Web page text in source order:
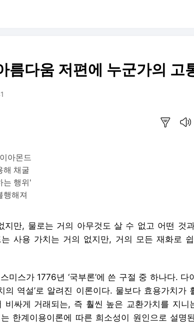
름다움 저편에 누군가의 고
아몬드
해 채굴
는 행위'
행해져
지만, 물로는 거의 아무것도 살 수 없고 어떤 것
사용 가치는 거의 없지만, 거의 모든 재화로
미스가 1776년 ‘국부론’에 쓴 구절 중 하나다. 다
의 역설’로 알려진 이론이다. 물보다 효용가치가
비싸게 거래되는, 즉 훨씬 높은 교환가치를 지니
한계이용이론에 따른 희소성이 원인으로 설명